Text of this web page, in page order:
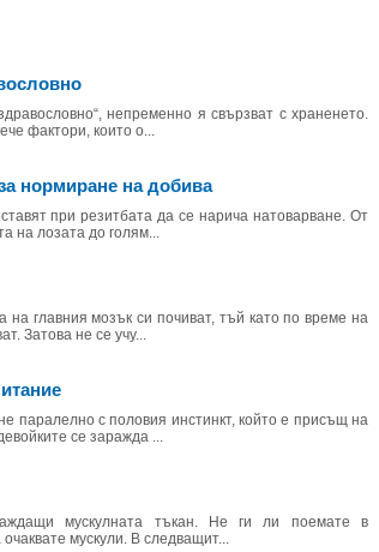
непременно я свързват с храненето.
фактори, които о...
нормиране на добива
при резитбата да се нарича натоварване. От
на лозата до голям...
на главния мозък си почиват, тъй като по време на
Затова не се учу...
паралелно с половия инстинкт, който е присъщ на
се заражда ...
мускулната тъкан. Не ги ли поемате в
мускули. В следващит...